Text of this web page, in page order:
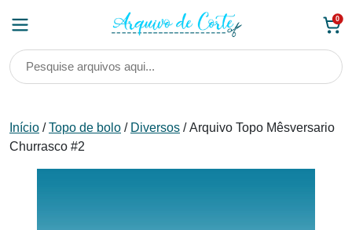
0
Início /Topo de bolo / Diversos / Arquivo Topo Mêsversario
Churrasco #2